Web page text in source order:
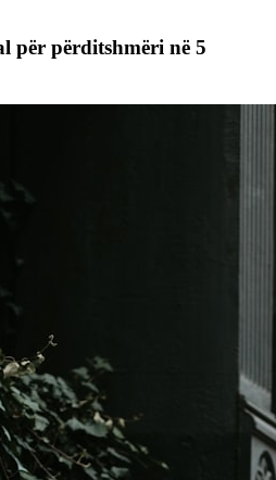
për përditshmëri në 5